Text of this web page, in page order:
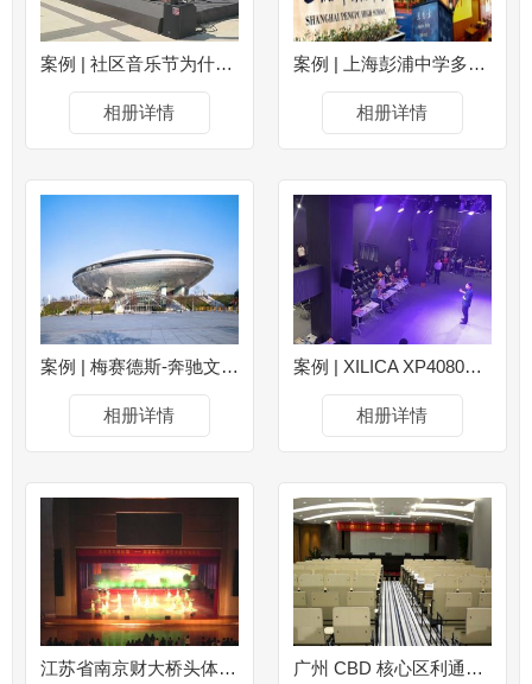
案例 | 社区音乐节为什么越来越多人用音柱系统？
相册详情
案例 | 上海彭浦中学多功能厅项目 （图文）
相册详情
案例 | 梅赛德斯-奔驰文化中心 选用威乐专业音响系统 打造沉浸级演艺体验（图文）
相册详情
案例 | XILICA XP4080升级广东音像出版社小音乐厅音质呈现极致声效
相册详情
江苏省南京财大桥头体育馆 广州 CBD 核心区利通广场大厦